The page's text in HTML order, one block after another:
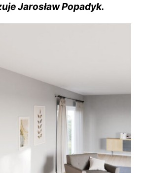
Jarosław Popadyk.